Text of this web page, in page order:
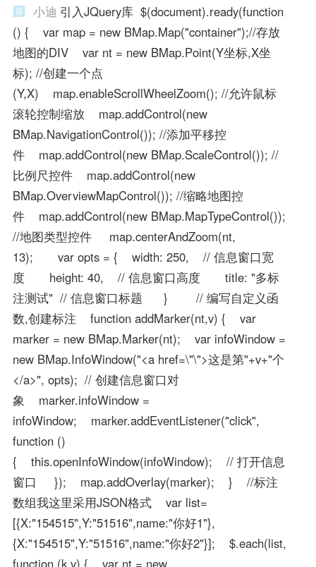
小迪 引入JQuery库 $(document).ready(function
() { var map = new BMap.Map("container");//存放
地图的DIV var nt = new BMap.Point(Y坐标,X坐
标); //创建一个点
(Y,X) map.enableScrollWheelZoom(); //允许鼠标
滚轮控制缩放 map.addControl(new
BMap.NavigationControl()); //添加平移控
件 map.addControl(new BMap.ScaleControl()); //
比例尺控件 map.addControl(new
BMap.OverviewMapControl()); //缩略地图控
件 map.addControl(new BMap.MapTypeControl());
//地图类型控件 map.centerAndZoom(nt,
13); var opts = { width: 250, // 信息窗口宽
度 height: 40, // 信息窗口高度 title: "多标
注测试" // 信息窗口标题 } // 编写自定义函
数,创建标注 function addMarker(nt,v) { var
marker = new BMap.Marker(nt); var infoWindow =
new BMap.InfoWindow("<a href=\"\">这是第"+v+"个
</a>", opts); // 创建信息窗口对
象 marker.infoWindow =
infoWindow; marker.addEventListener("click",
function ()
{ this.openInfoWindow(infoWindow); // 打开信息
窗口 }); map.addOverlay(marker); } //标注
数组我这里采用JSON格式 var list=
[{X:"154515",Y:"51516",name:"你好1"},
{X:"154515",Y:"51516",name:"你好2"}]; $.each(list,
function (k,v) { var nt = new